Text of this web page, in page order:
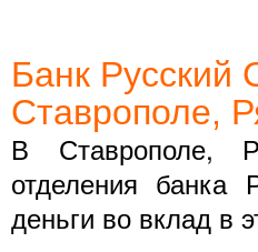
Банк Русский
Ставрополе,
В Ставрополе,
отделения банка
деньги во вклад в